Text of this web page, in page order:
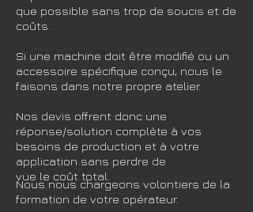
que possible sans trop de soucis et de
coûts.
Si une machine doit être modifié ou un
accessoire spécifique conçu, nous le
faisons dans notre propre atelier.
Nos devis offrent donc une
réponse/solution complète à vos
besoins de production et à votre
application sans perdre de
vue le coût total.
Nous nous chargeons volontiers de la
formation de votre opérateur.